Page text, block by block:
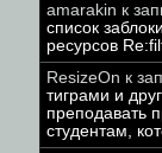
amarakin к
список
ресурсов
ResizeOn к
тиграми и
преподавать
студентам,